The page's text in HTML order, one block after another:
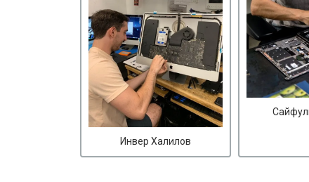
Инвер Халилов